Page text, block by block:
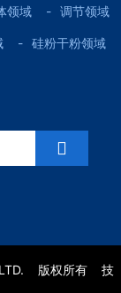
领域 调节领域
硅粉干粉领域
版权所有
技